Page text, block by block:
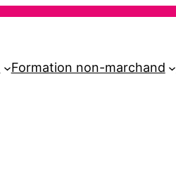
Formation non-marchand